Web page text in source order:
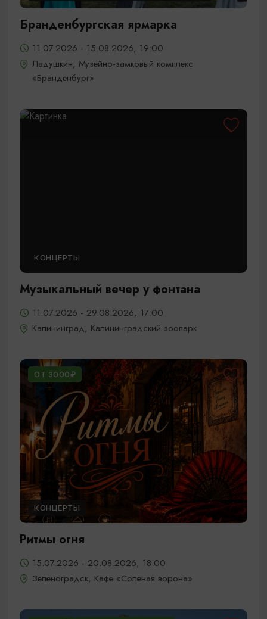
Бранденбургская ярмарка
11.07.2026 - 15.08.2026, 19:00
Ладушкин, Музейно-замковый комплекс
«Бранденбург»
КОНЦЕРТЫ
Музыкальный вечер у фонтана
11.07.2026 - 29.08.2026, 17:00
Калининград, Калининградский зоопарк
ОТ 3000₽
КОНЦЕРТЫ
Ритмы огня
15.07.2026 - 20.08.2026, 18:00
Зеленоградск, Кафе «Соленая ворона»